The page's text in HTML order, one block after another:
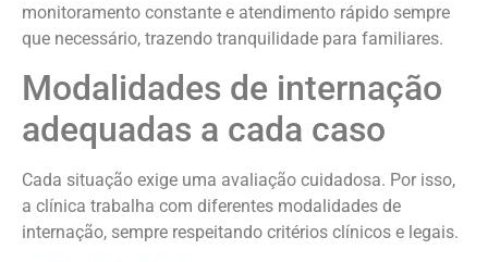
monitoramento constante e atendimento rápido sempre
que necessário, trazendo tranquilidade para familiares.
Modalidades de internação
adequadas a cada caso
Cada situação exige uma avaliação cuidadosa. Por isso,
a clínica trabalha com diferentes modalidades de
internação, sempre respeitando critérios clínicos e legais.